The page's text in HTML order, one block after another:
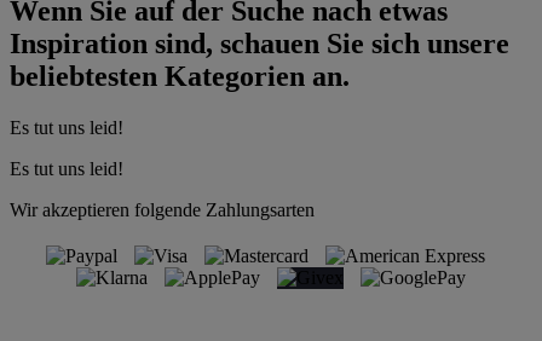
Wenn Sie auf der Suche nach etwas
Inspiration sind, schauen Sie sich unsere
beliebtesten Kategorien an.
Es tut uns leid!
Es tut uns leid!
Wir akzeptieren folgende Zahlungsarten